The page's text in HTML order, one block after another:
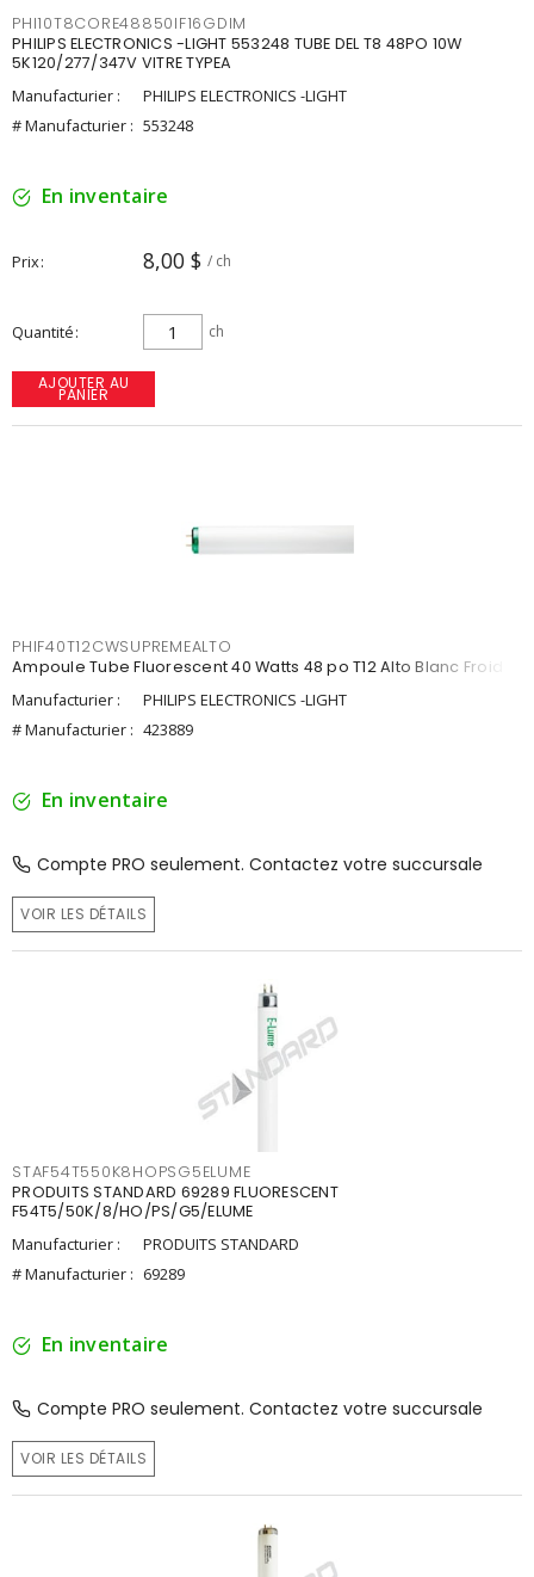
PHI10T8CORE48850IF16GDIM
PHILIPS ELECTRONICS -LIGHT 553248 TUBE DEL T8 48PO 10W
5K120/277/347V VITRE TYPEA
Manufacturier :
PHILIPS ELECTRONICS -LIGHT
# Manufacturier : 553248
En inventaire
Prix 8,00 $ / ch
Quantité ch
AJOUTER AU
PANIER
PHIF40T12CWSUPREMEALTO
Ampoule Tube Fluorescent 40 Watts 48 po T12 Alto Blanc Froid
Manufacturier :
PHILIPS ELECTRONICS -LIGHT
# Manufacturier : 423889
En inventaire
Compte PRO seulement. Contactez votre succursale
VOIR LES DÉTAILS
STAF54T550K8HOPSG5ELUME
PRODUITS STANDARD 69289 FLUORESCENT
F54T5/50K/8/HO/PS/G5/ELUME
Manufacturier :
PRODUITS STANDARD
# Manufacturier : 69289
En inventaire
Compte PRO seulement. Contactez votre succursale
VOIR LES DÉTAILS